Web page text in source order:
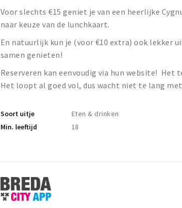
Voor slechts €15 geniet je van een heerlijke
naar keuze van de lunchkaart.
En natuurlijk kun je (voor €10 extra) ook lekker
samen genieten!
Reserveren kan eenvoudig via hun website! Het
Het loopt al goed vol, dus wacht niet te lang
Soort uitje
Eten & drinken
Min. leeftijd
18
Stappen
&
Shoppen